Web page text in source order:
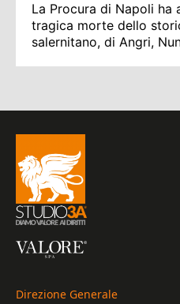
La Procura di Napoli ha
tragica morte dello
salernitano, di Angri,
Direzione Generale